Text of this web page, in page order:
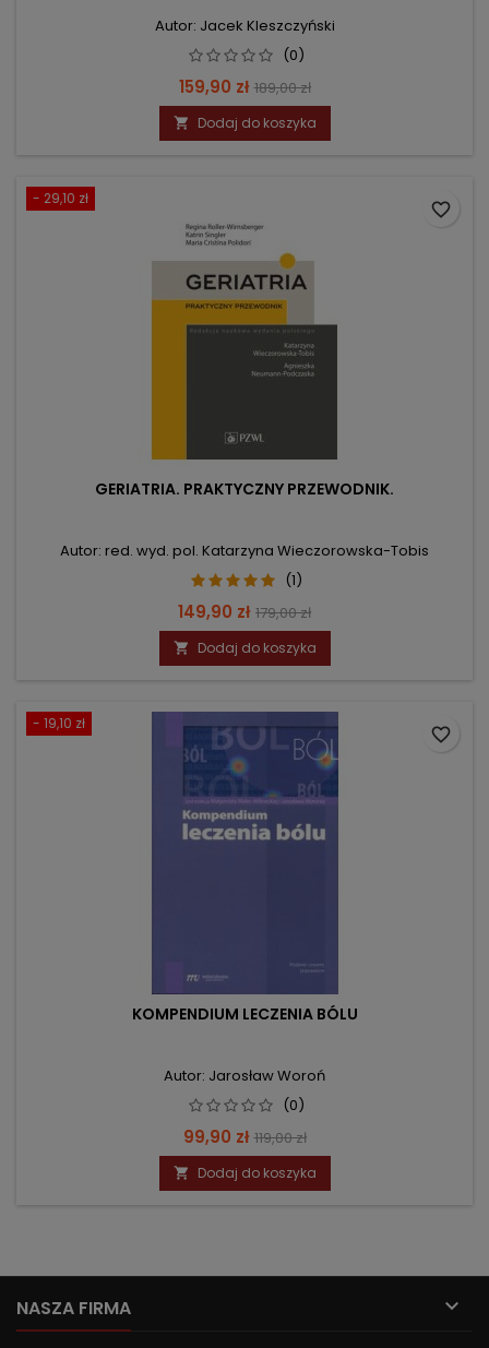
Autor: Jacek Kleszczyński
(0)
Cena
159,90 zł Cena
podstawowa
189,00 zł
 Dodaj do koszyka
- 29,10 zł
GERIATRIA. PRAKTYCZNY PRZEWODNIK.
Autor: red. wyd. pol. Katarzyna Wieczorowska-Tobis
(1)
Cena
149,90 zł Cena
podstawowa
179,00 zł
 Dodaj do koszyka
favorite_border
- 19,10 zł
KOMPENDIUM LECZENIA BÓLU
Autor: Jarosław Woroń
(0)
Cena
99,90 zł Cena
podstawowa
119,00 zł
 Dodaj do koszyka
favorite_border
NASZA FIRMA 